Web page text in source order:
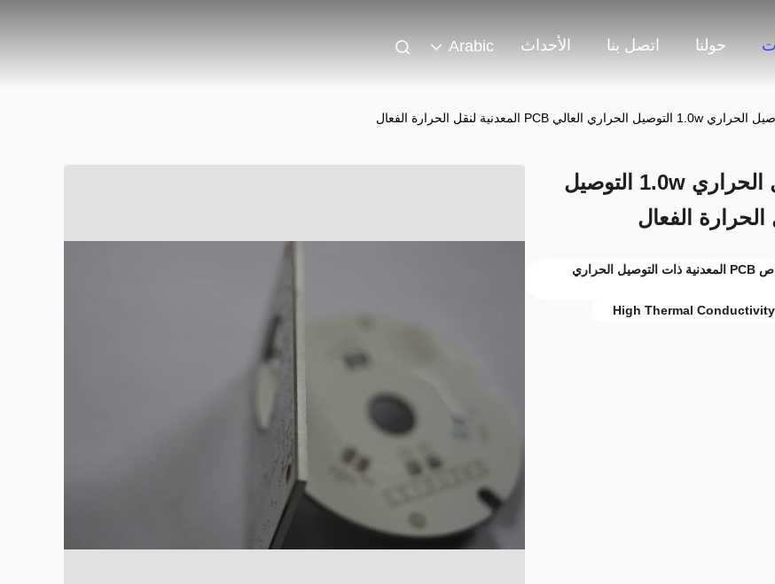
حولنا اتصل بنا الأحداث Arabic
سمك الـ PCB 0.6-6.0MM التوصيل الحراري 1.0w التوصيل
6.0MM PCB المعدنية,1.0w PCB المعدنية,أقراص PCB المعدنية ذات التوصيل الحراري
High Thermal